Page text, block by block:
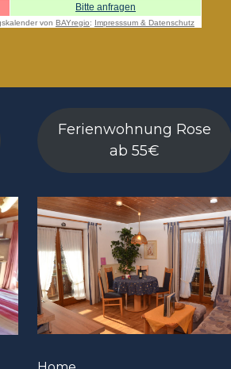
Ferienwohnung Rose
ab 55€